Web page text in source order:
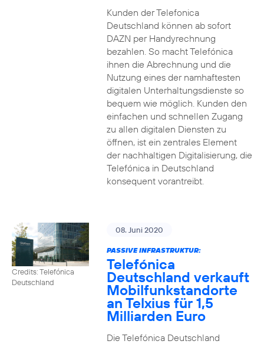
Kunden der Telefonica
Deutschland können ab sofort
DAZN per Handyrechnung
bezahlen. So macht Telefónica
ihnen die Abrechnung und die
Nutzung eines der namhaftesten
digitalen Unterhaltungsdienste so
bequem wie möglich. Kunden den
einfachen und schnellen Zugang
zu allen digitalen Diensten zu
öffnen, ist ein zentrales Element
der nachhaltigen Digitalisierung, die
Telefónica in Deutschland
konsequent vorantreibt.
Credits: Telefónica
Deutschland
08. Juni 2020
PASSIVE INFRASTRUKTUR:
Telefónica
Deutschland verkauft
Mobilfunkstandorte
an Telxius für 1,5
Milliarden Euro
Die Telefónica Deutschland